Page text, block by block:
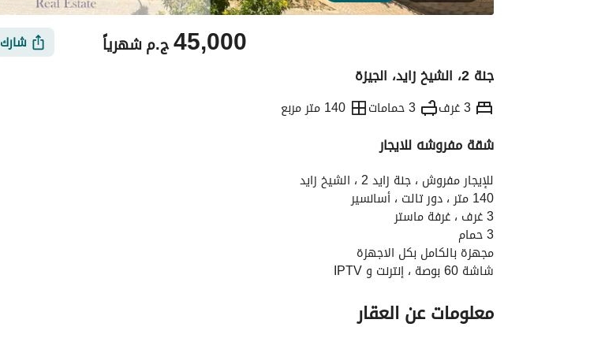
ج.م45,000 شهرياً شارك
جنة 2، الشيخ زايد، الجيزة
3 غرف 3 حمامات 140 متر مربع
شقة مفروشه للايجار
للإيجار مفروش ، جنة زايد 2 ، الشيخ زايد
140 متر ، دور تالت ، أسانسير
3 غرف ، غرفة ماستر
3 حمام
مجهزة بالكامل بكل الاجهزة
شاشة 60 بوصة ، إنترنت و IPTV
لوكيشن مميز في الشيخ زايد
7 دقايق من هايبر
معلومات عن العقار